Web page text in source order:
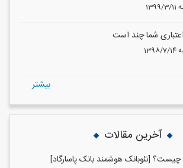
شما چند است
بيشتر
آخرین مقالات
چیست؟ [نئوبانک هوشمند بانک پاسارگاد]